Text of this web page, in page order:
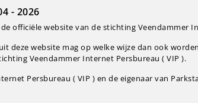
- 2026
officiële website van de stichting Veendammer
deze website mag op welke wijze dan ook
Veendammer Internet Persbureau ( VIP ).
Persbureau ( VIP ) en de eigenaar van